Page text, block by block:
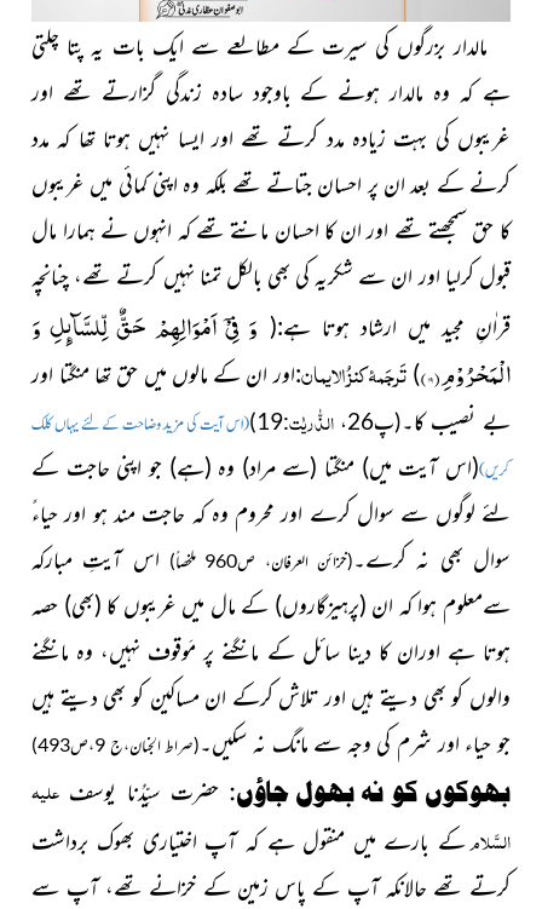
مالداربزرگوں کی سیرت کے مطالعے سے ایک بات یہ پتا چلتی
ہے کہ وہ مالدار ہونے کے باوجود سادہ زندگی گزارتے تھے اور
غریبوں کی بہت زیادہ مدد کرتے تھے اور ایسا نہیں ہوتا تھا کہ مدد
کرنے کے بعد ان پر احسان جتاتے تھے بلکہ وہ اپنی کمائی میں غریبوں
کا حق سمجھتے تھے اور ان کا احسان مانتے تھے کہ انہوں نے ہمارا مال
قبول کرلیا اور ان سے شکریہ کی بھی بالکل تمنا نہیں کرتے تھے، چنانچہ
قراٰنِ مجید میں ارشاد ہوتا ہے:( وَ فِیْۤ اَمْوَالِهِمْ حَقٌّ لِّلسَّآىٕلِ وَ
الْمَحْرُوْمِ(۱۹)
) تَرجَمۂ کنزُ الایمان:اور ان کے مالوں میں حق تھا منگتا اور
بے نصیب کا۔(پ26، الذّٰریٰت:19)
(اس آیت کی مزید وضاحت کے لئے یہاں کلک
کریں)(اس آیت میں) منگتا (سے مراد) وہ (ہے) جو اپنی حاجت کے
لئے لوگوں سے سوال کرے اور محروم وہ کہ حاجت مند ہو اور حیاءً
سوال بھی نہ کرے۔(خزائن العرفان، ص960 ملخصاً)
اس آیتِ مبارکہ
سےمعلوم ہوا کہ ان (پرہیزگاروں) کے مال میں غریبوں کا (بھی) حصہ
ہوتا ہے اوران کا دینا سائل کے مانگنے پر مَوقوف نہیں، وہ مانگنے
والوں کو بھی دیتے ہیں اور تلاش کرکے ان مساکین کو بھی دیتے ہیں
جو حیاء اور شرم کی وجہ سے مانگ نہ سکیں۔(صراط الجنان،ج 9،ص493)
بھوکوں کو نہ بھول جاؤں: حضرت سیِّدُنا یوسف علیہ
السَّلامکے بارے میں منقول ہے کہ آپ اختیاری بھوک برداشت
کرتے تھے حالانکہ آپ کے پاس زمین کے خزانے تھے، آپ سے